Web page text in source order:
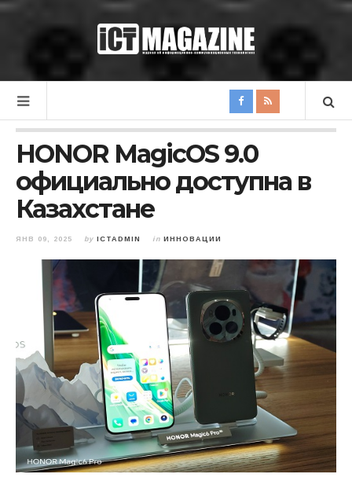
HONOR MagicOS 9.0
официально доступна в
Казахстане
ЯНВ 09, 2025 by ICTADMIN in ИННОВАЦИИ